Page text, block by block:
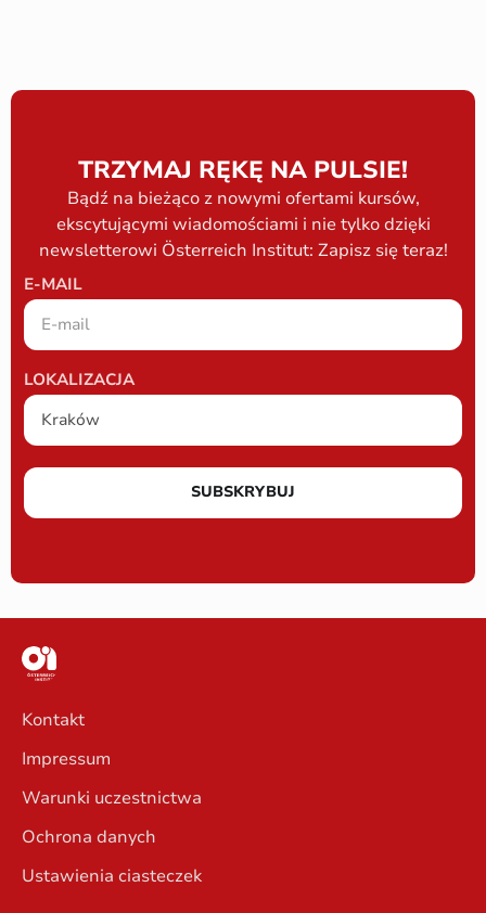
TRZYMAJ RĘKĘ NA PULSIE!
Bądź na bieżąco z nowymi ofertami kursów,
ekscytującymi wiadomościami i nie tylko dzięki
newsletterowi Österreich Institut: Zapisz się teraz!
E-MAIL
LOKALIZACJA
SUBSKRYBUJ
Kontakt
Impressum
Warunki uczestnictwa
Ochrona danych
Ustawienia ciasteczek